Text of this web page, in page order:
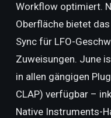
Workflow optimiert.
Oberfläche bietet
Sync für LFO-
Zuweisungen. June
in allen gängigen
CLAP) verfügbar –
Native Instruments-